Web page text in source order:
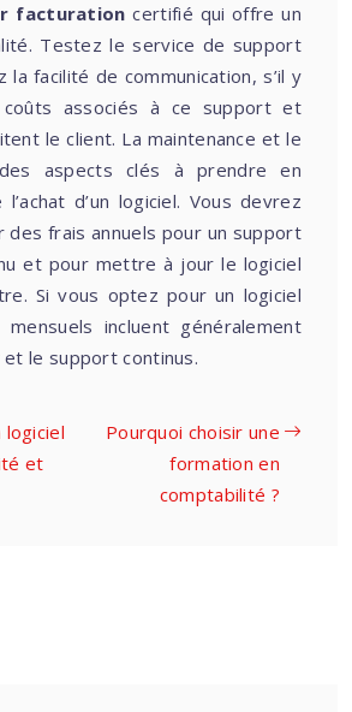
facturation certifié qui offre un
Testez le service de support
la facilité de communication, s’il y
associés à ce support et
le client. La maintenance et le
aspects clés à prendre en
d’un logiciel. Vous devrez
frais annuels pour un support
et pour mettre à jour le logiciel
Si vous optez pour un logiciel
incluent généralement
le support continus.
logiciel
et
Pourquoi choisir une
formation en
comptabilité ?